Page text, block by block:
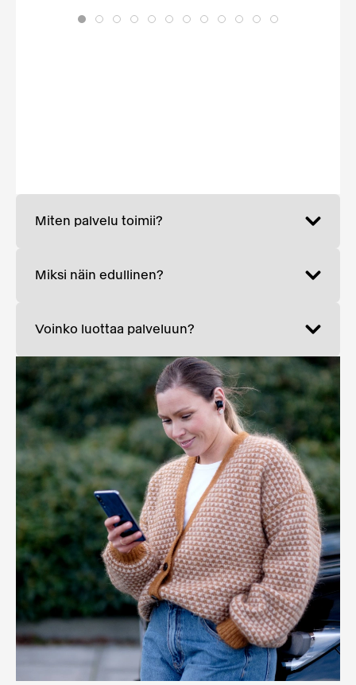
Miten palvelu toimii?
Miksi näin edullinen?
Voinko luottaa palveluun?